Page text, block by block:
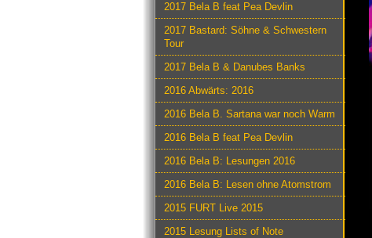
2017 Bela B feat Pea Devlin
2017 Bastard: Söhne & Schwestern
Tour
2017 Bela B & Danubes Banks
2016 Abwärts: 2016
2016 Bela B. Sartana war noch Warm
2016 Bela B feat Pea Devlin
2016 Bela B: Lesungen 2016
2016 Bela B: Lesen ohne Atomstrom
2015 FURT Live 2015
2015 Lesung Lists of Note